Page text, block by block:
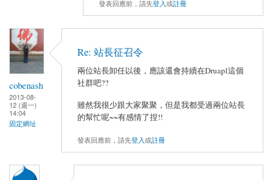
發表回應前，請先登入或註冊
cobenash
2013-08-
12 (週一)
14:04
固定網址
Re: 站長征召令
兩位站長卸任以後，應該還會持續在Druapl這個
社群吧??
雖然我很少跟大家聚聚，但是我都受過兩位站長
的幫忙呢~~有感情了捏!!
發表回應前，請先登入或註冊